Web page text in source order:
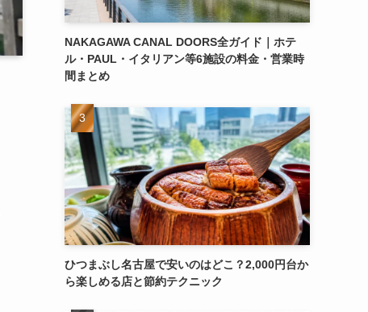
NAKAGAWA CANAL DOORS全ガイド｜ホテ
ル・PAUL・イタリアン等6施設の料金・営業時
間まとめ
ひつまぶし名古屋で安いのはどこ？2,000円台か
ら楽しめる店と節約テクニック